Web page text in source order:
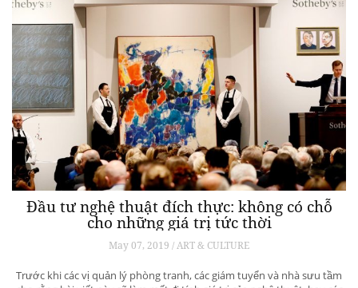
Đầu tư nghệ thuật đích thực: không có chỗ
cho những giá trị tức thời
May 07, 2019 / ART & CULTURE
Trước khi các vị quản lý phòng tranh, các giám tuyển và nhà sưu tầm